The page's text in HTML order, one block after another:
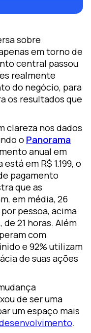
sobre
em torno de
central passou
realmente
do negócio, para
os resultados que
clareza nos dados
o Panorama
anual em
em R$ 1.199, o
pagamento
que as
em média, 26
pessoa, acima
21 horas. Além
com
e 92% utilizam
de suas ações
de ser uma
um espaço mais
.